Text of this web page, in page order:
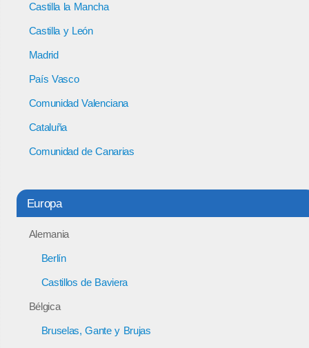
Castilla la Mancha
Castilla y León
Madrid
País Vasco
Comunidad Valenciana
Cataluña
Comunidad de Canarias
Europa
Alemania
Berlín
Castillos de Baviera
Bélgica
Bruselas, Gante y Brujas